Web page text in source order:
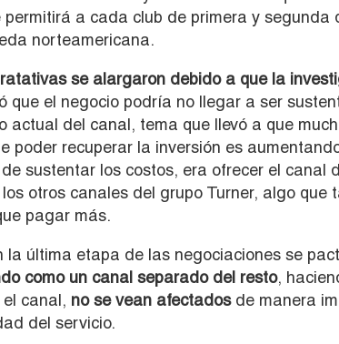
permitirá a cada club de primera y segunda
norteamericana.
se alargaron debido a que la
que el negocio podría no llegar a ser
actual del canal, tema que llevó a que
poder recuperar la inversión es
sustentar los costos, era ofrecer el canal
otros canales del grupo Turner, algo que
pagar más.
la última etapa de las negociaciones se
como un canal separado del resto,
canal, no se vean afectadosde manera
del servicio.